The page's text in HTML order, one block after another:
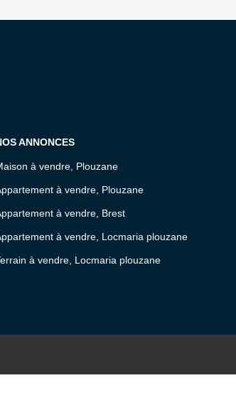
ANNONCES
à vendre, Plouzane
à vendre, Plouzane
à vendre, Brest
à vendre, Locmaria plouzane
à vendre, Locmaria plouzane